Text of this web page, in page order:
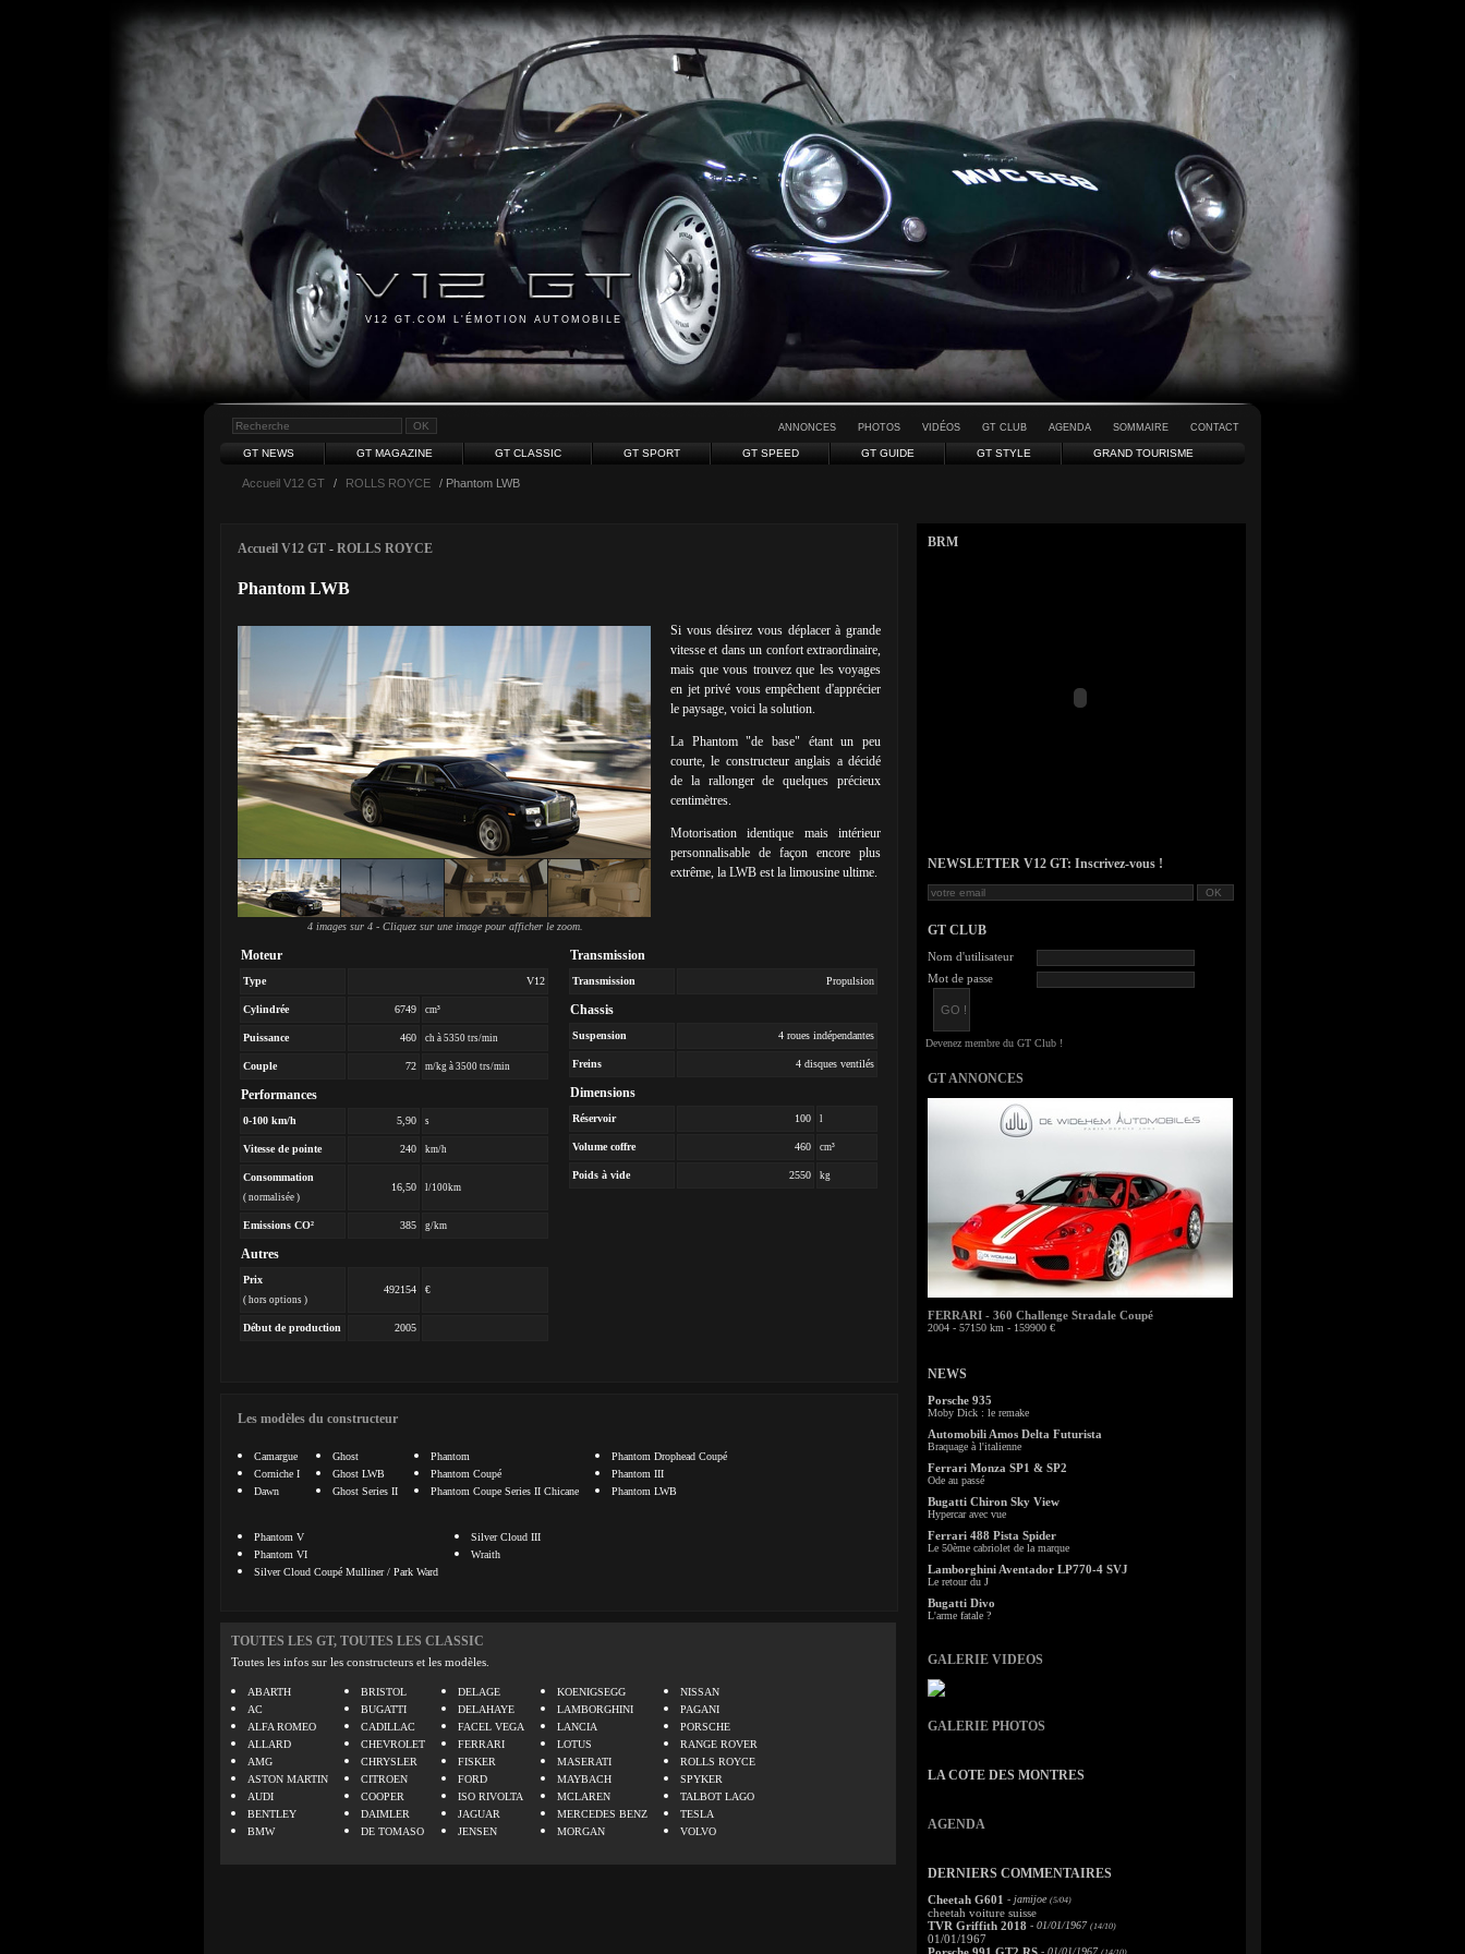
V12 GT.COM L'ÉMOTION AUTOMOBILE
ANNONCES PHOTOS VIDÉOS GT CLUB AGENDA SOMMAIRE CONTACT
GT NEWS GT MAGAZINE GT CLASSIC GT SPORT GT SPEED GT GUIDE GT STYLE GRAND TOURISME
Accueil V12 GT / ROLLS ROYCE / Phantom LWB
Accueil V12 GT - ROLLS ROYCE
Phantom LWB
4 images sur 4 - Cliquez sur une image pour afficher le zoom.
Si vous désirez vous déplacer à grande
vitesse et dans un confort extraordinaire,
mais que vous trouvez que les voyages
en jet privé vous empêchent d'apprécier
le paysage, voici la solution.
La Phantom "de base" étant un peu
courte, le constructeur anglais a décidé
de la rallonger de quelques précieux
centimètres.
Motorisation identique mais intérieur
personnalisable de façon encore plus
extrême, la LWB est la limousine ultime.
Moteur
Type V12
Cylindrée 6749 cm³
Puissance 460 ch à 5350 trs/min
Couple 72 m/kg à 3500 trs/min
Performances
0-100 km/h 5,90 s
Vitesse de pointe 240 km/h
Consommation
( normalisée )
16,50 l/100km
Emissions CO² 385 g/km
Autres
Prix
( hors options )
492154 €
Début de production 2005
Transmission
Transmission Propulsion
Chassis
Suspension 4 roues indépendantes
Freins 4 disques ventilés
Dimensions
Réservoir 100 l
Volume coffre 460 cm³
Poids à vide 2550 kg
Les modèles du constructeur
Camargue
Corniche I
Dawn
Ghost
Ghost LWB
Ghost Series II
Phantom
Phantom Coupé
Phantom Coupe Series II Chicane
Phantom Drophead Coupé
Phantom III
Phantom LWB
Phantom V
Phantom VI
Silver Cloud Coupé Mulliner / Park Ward
Silver Cloud III
Wraith
TOUTES LES GT, TOUTES LES CLASSIC
Toutes les infos sur les constructeurs et les modèles.
ABARTH
AC
ALFA ROMEO
ALLARD
AMG
ASTON MARTIN
AUDI
BENTLEY
BMW
BRISTOL
BUGATTI
CADILLAC
CHEVROLET
CHRYSLER
CITROEN
COOPER
DAIMLER
DE TOMASO
DELAGE
DELAHAYE
FACEL VEGA
FERRARI
FISKER
FORD
ISO RIVOLTA
JAGUAR
JENSEN
KOENIGSEGG
LAMBORGHINI
LANCIA
LOTUS
MASERATI
MAYBACH
MCLAREN
MERCEDES BENZ
MORGAN
NISSAN
PAGANI
PORSCHE
RANGE ROVER
ROLLS ROYCE
SPYKER
TALBOT LAGO
TESLA
VOLVO
BRM
NEWSLETTER V12 GT: Inscrivez-vous !
GT CLUB
Nom d'utilisateur
Mot de passe
GT ANNONCES
FERRARI - 360 Challenge Stradale Coupé
2004 - 57150 km - 159900 €
NEWS
Porsche 935
Moby Dick : le remake
Automobili Amos Delta Futurista
Braquage à l'italienne
Ferrari Monza SP1 & SP2
Ode au passé
Bugatti Chiron Sky View
Hypercar avec vue
Ferrari 488 Pista Spider
Le 50ème cabriolet de la marque
Lamborghini Aventador LP770-4 SVJ
Le retour du J
Bugatti Divo
L'arme fatale ?
GALERIE VIDEOS
GALERIE PHOTOS
LA COTE DES MONTRES
AGENDA
DERNIERS COMMENTAIRES
Cheetah G601 - jamijoe (5/04)
cheetah voiture suisse
TVR Griffith 2018 - 01/01/1967 (14/10)
01/01/1967
- 01/01/1967